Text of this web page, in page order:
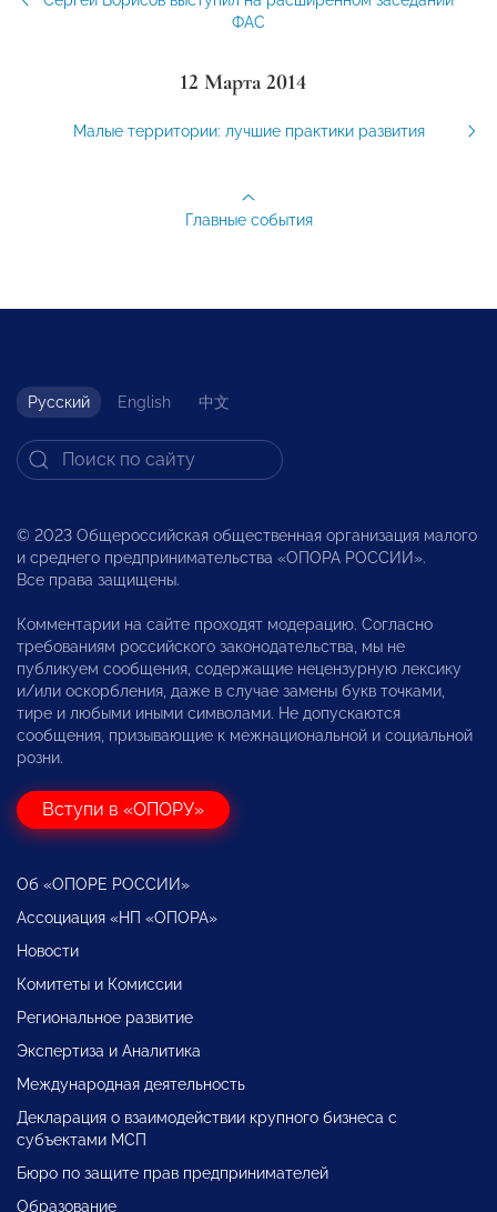
ФАС
12 Марта 2014
Малые территории: лучшие практики развития
Главные события
Русский English 中文
© 2023 Общероссийская общественная организация малого
и среднего предпринимательства «ОПОРА РОССИИ».
Все права защищены.
Комментарии на сайте проходят модерацию. Согласно
требованиям российского законодательства, мы не
публикуем сообщения, содержащие нецензурную лексику
и/или оскорбления, даже в случае замены букв точками,
тире и любыми иными символами. Не допускаются
сообщения, призывающие к межнациональной и социальной
розни.
Вступи в «ОПОРУ»
Об «ОПОРЕ РОССИИ»
Ассоциация «НП «ОПОРА»
Новости
Комитеты и Комиссии
Региональное развитие
Экспертиза и Аналитика
Международная деятельность
Декларация о взаимодействии крупного бизнеса с
субъектами МСП
Бюро по защите прав предпринимателей
Образование